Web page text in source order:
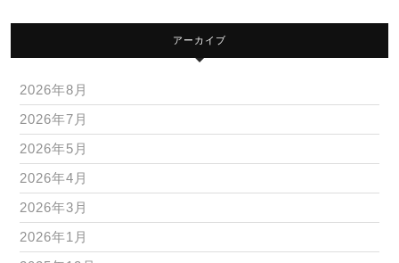
アーカイブ
2026年8月
2026年7月
2026年5月
2026年4月
2026年3月
2026年1月